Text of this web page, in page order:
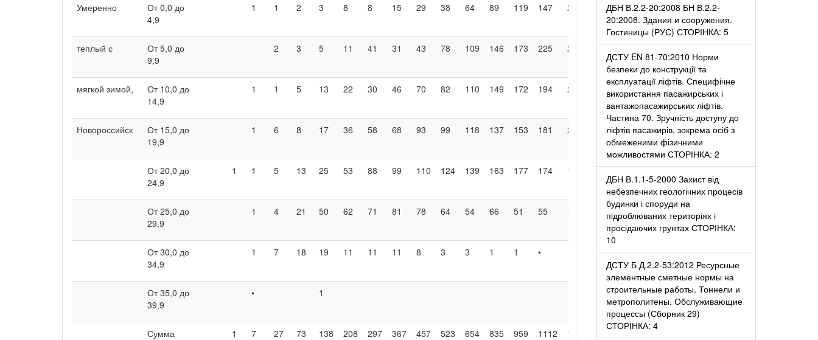
Умеренно
От 0,0 до
4,9
1 1 2 3 8 8 15 29 38 64 89 119 147 204 218 103 15 1064
теплый с
От 5,0 до
9,9
2 3 5 11 41 31 43 78 109 146 173 225 266 287 182 52 1635
мягкой зимой,
От 10,0 до
14,9
1 1 5 13 22 30 46 70 82 110 149 172 194 242 266 195 39 1637
Новороссийск
От 15,0 до
19,9
1 6 8 17 36 58 68 93 99 118 137 153 181 204 189 103 16 1487
От 20,0 до
24,9
1 1 5 13 25 53 88 99 110 124 139 163 177 174 165 107 33 2 1479
От 25,0 до
29,9
1 4 21 50 62 71 81 78 64 54 66 51 55 12 1 674
От 30,0 до
34,9
1 7 18 19 11 11 11 8 3 3 1 1 • • 1 95
От 35,0 до
39,9
• 1 1
Сумма 1 7 27 73 138 208 297 367 457 523 654 835 959 1112 1199 1139 640 130
ДБН В.2.2-20:2008 БН В.2.2-
20:2008. Здания и сооружения.
Гостиницы (РУС) СТОРІНКА: 5
ДСТУ EN 81-70:2010 Норми
безпеки до конструкції та
експлуатації ліфтів. Специфічне
використання пасажирських і
вантажопасажирських ліфтів.
Частина 70. Зручність доступу до
ліфтів пасажирів, зокрема осіб з
обмеженими фізичними
можливостями СТОРІНКА: 2
ДБН В.1.1-5-2000 Захист від
небезпечних геологічних процесів
будинки і споруди на
підроблюваних територіях і
просідаючих грунтах СТОРІНКА:
10
ДСТУ Б Д.2.2-53:2012 Ресурсные
элементные сметные нормы на
строительные работы. Тоннели и
метрополитены. Обслуживающие
процессы (Сборник 29)
СТОРІНКА: 4